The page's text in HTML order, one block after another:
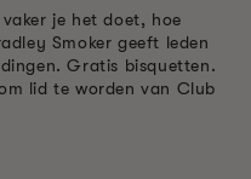
je het doet, hoe
Smoker geeft leden
Gratis bisquetten.
lid te worden van Club